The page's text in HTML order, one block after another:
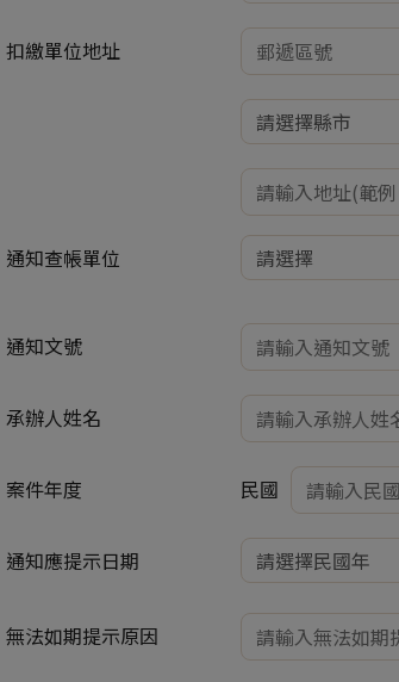
扣繳單位地址
通知查帳單位
通知文號
承辦人姓名
案件年度 民國
通知應提示日期
無法如期提示原因